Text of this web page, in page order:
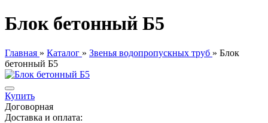
Блок бетонный Б5
Главная » Каталог » Звенья водопропускных труб » Блок
бетонный Б5
Купить
Договорная
Доставка и оплата: